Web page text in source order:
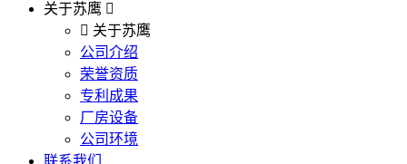
关于苏鹰
关于苏鹰
公司介绍
荣誉资质
专利成果
厂房设备
公司环境